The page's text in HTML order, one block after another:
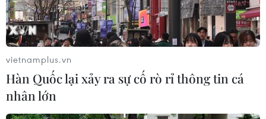
vietnamplus.vn
Hàn Quốc lại xảy ra sự cố rò rỉ thông tin cá
nhân lớn